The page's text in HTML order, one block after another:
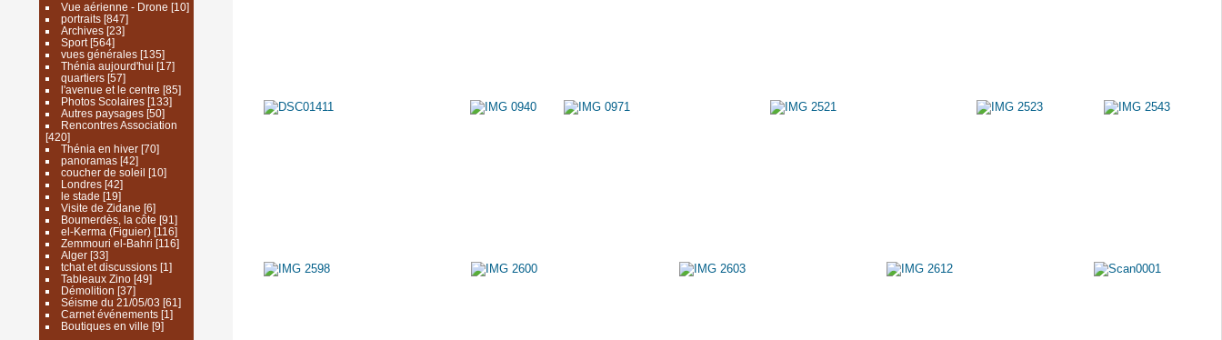
Vue aérienne - Drone [10]
portraits[847]
Archives [23]
Sport[564]
vues générales[135]
Thénia aujourd'hui [17]
quartiers[57]
l'avenue et le centre [85]
Photos Scolaires[133]
Autres paysages[50]
Rencontres Association
[420]
Thénia en hiver[70]
panoramas[42]
coucher de soleil [10]
Londres[42]
le stade [19]
Visite de Zidane [6]
Boumerdès, la côte [91]
el-Kerma (Figuier)[116]
Zemmouri el-Bahri [116]
Alger[33]
tchat et discussions[1]
Tableaux Zino[49]
Démolition [37]
Séisme du 21/05/03 [61]
Carnet événements[1]
Boutiques en ville [9]